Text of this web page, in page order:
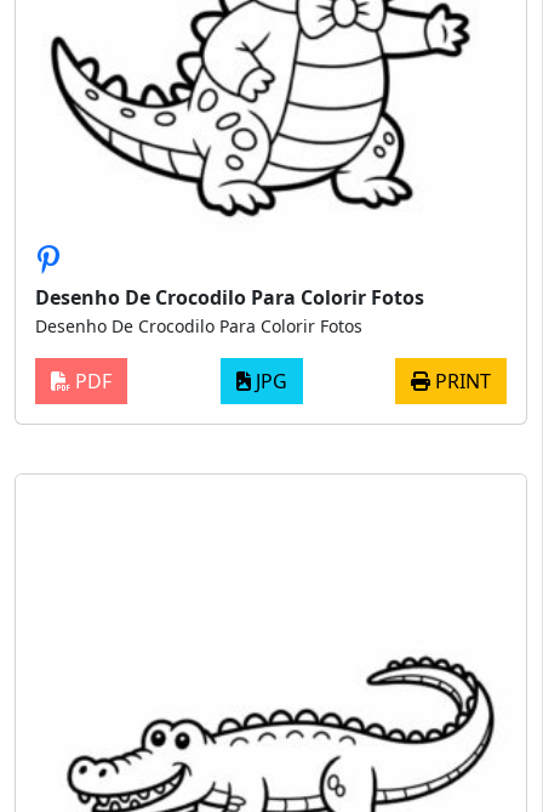
Desenho De Crocodilo Para Colorir Fotos
Desenho De Crocodilo Para Colorir Fotos
PDF JPG PRINT